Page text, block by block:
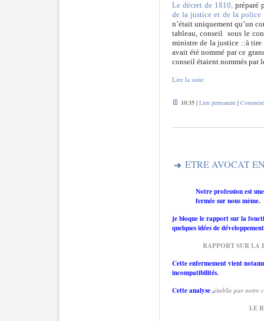
Le décret de 1810,préparé
de la justice et de la police
n’était uniquement qu’un
tableau, conseil sous le
ministre de la justice ::à tire
avait été nommé par ce
conseil étaient nommés par
Lire la suite
10:35 | Lien permanent|
ETRE AVOCAT
Notre profession est
fermée sur nous même.
je bloque le rapport sur la
quelques idées de
RAPPORT SUR LA
Cette enfermement vient
incompatibilités.
Cette analyse ,établie par notre
LE